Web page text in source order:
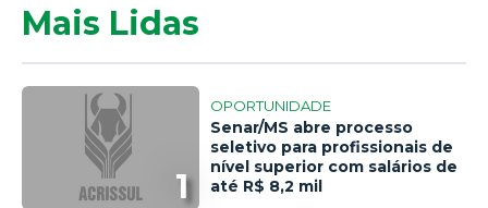
Mais Lidas
1
OPORTUNIDADE
Senar/MS abre processo
seletivo para profissionais de
nível superior com salários de
até R$ 8,2 mil